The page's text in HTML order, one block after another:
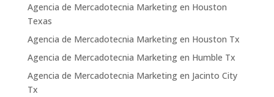
Agencia de Mercadotecnia Marketing en Houston
Texas
Agencia de Mercadotecnia Marketing en Houston Tx
Agencia de Mercadotecnia Marketing en Humble Tx
Agencia de Mercadotecnia Marketing en Jacinto City
Tx